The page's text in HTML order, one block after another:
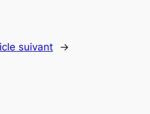
suivant →